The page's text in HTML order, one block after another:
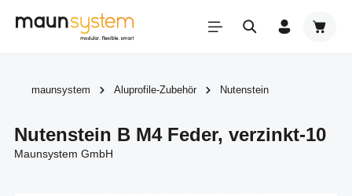
Zum Hauptinhalt springen
maunsystem Aluprofile-Zubehör Nutenstein
Nutenstein B M4 Feder, verzinkt-10
Maunsystem GmbH